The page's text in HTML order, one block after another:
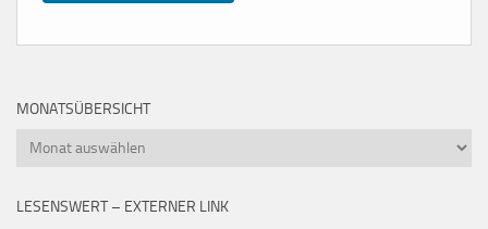
MONATSÜBERSICHT
Monatsübersicht
LESENSWERT – EXTERNER LINK